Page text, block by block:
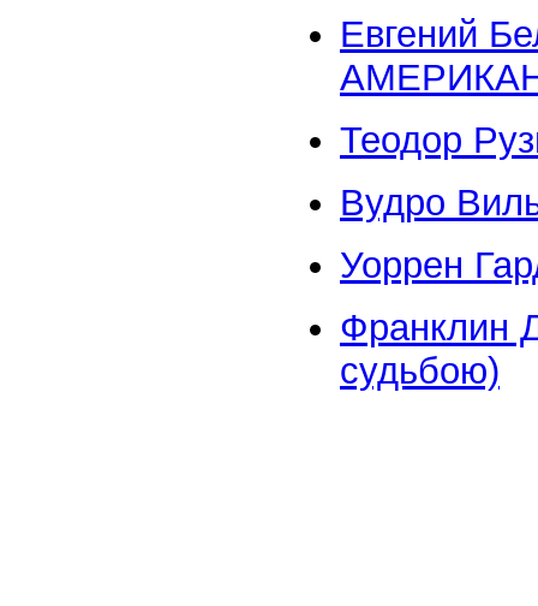
Евгений
Теодор
Вудро
Уоррен
Франклин
судьбою)